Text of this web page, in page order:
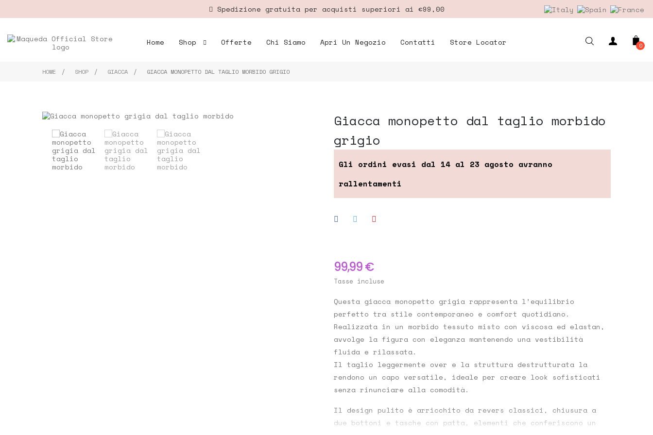
Spedizione gratuita per acquisti superiori ai €99,00
Home Shop Offerte Chi Siamo Apri Un Negozio Contatti Store Locator 0
HOME SHOP GIACCA GIACCA MONOPETTO DAL TAGLIO MORBIDO GRIGIO
giacca monopetto dal taglio morbido
grigio
99,99 €
Tasse incluse
Questa giacca monopetto grigia rappresenta l’equilibrio
perfetto tra stile contemporaneo e comfort quotidiano.
Realizzata in un morbido tessuto misto con viscosa ed elastan,
avvolge la figura con eleganza mantenendo una vestibilità
fluida e rilassata.
Il taglio leggermente over e la struttura destrutturata la
rendono un capo versatile, ideale per creare look sofisticati
senza rinunciare alla comodità.
Il design pulito è arricchito da revers classici , chiusura a
due bottoni e tasche con patta, elementi che conferiscono un